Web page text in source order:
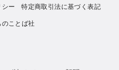
ー
特定商取引法に基づく表記
ことば社